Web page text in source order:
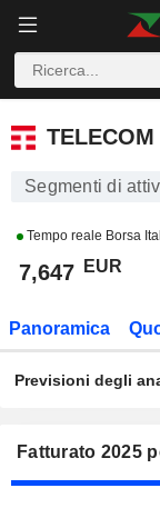
TELECOM
Segmenti di
Tempo reale Borsa
7,647 EUR
Panoramica
Previsioni degli
Fatturato 2025